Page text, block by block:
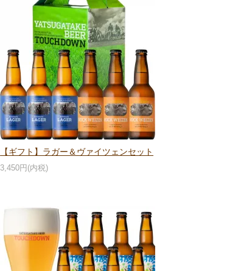
【ギフト】ラガー＆ヴァイツェンセット
3,450円(内税)